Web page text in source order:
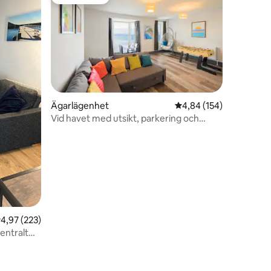
av 5 i genomsnittligt betyg, 223 omdömen
4,97 (223)
Ägarlägenhet 4,84 av 5 i
4,84 (154)
Vid havet med utsikt, parkering och